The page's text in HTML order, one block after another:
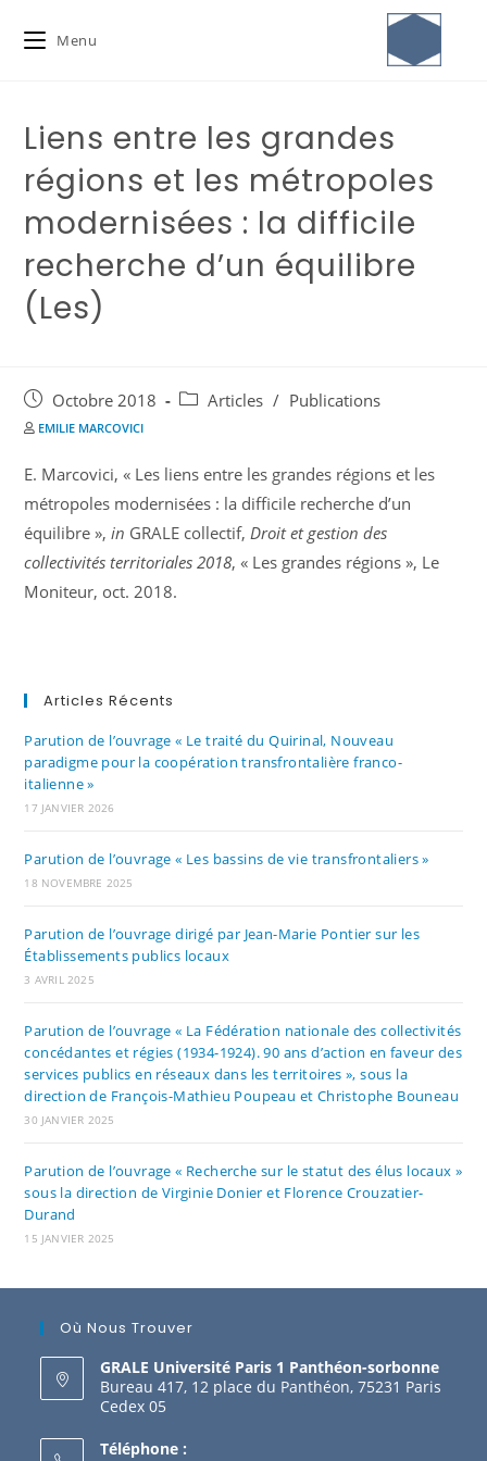
Menu
Liens entre les grandes
régions et les métropoles
modernisées : la difficile
recherche d’un équilibre
(Les)
Octobre 2018 Articles / Publications
EMILIE MARCOVICI
E. Marcovici, « Les liens entre les grandes régions et les
métropoles modernisées : la difficile recherche d’un
équilibre »,in GRALE collectif,Droit et gestion des
collectivités territoriales 2018, « Les grandes régions », Le
Moniteur, oct. 2018.
Articles Récents
Parution de l’ouvrage « Le traité du Quirinal, Nouveau
paradigme pour la coopération transfrontalière franco-
italienne »
17 JANVIER 2026
Parution de l’ouvrage « Les bassins de vie transfrontaliers »
18 NOVEMBRE 2025
Parution de l’ouvrage dirigé par Jean-Marie Pontier sur les
Établissements publics locaux
3 AVRIL 2025
Parution de l’ouvrage « La Fédération nationale des collectivités
concédantes et régies (1934-1924). 90 ans d’action en faveur des
services publics en réseaux dans les territoires », sous la
direction de François-Mathieu Poupeau et Christophe Bouneau
30 JANVIER 2025
Parution de l’ouvrage « Recherche sur le statut des élus locaux »
sous la direction de Virginie Donier et Florence Crouzatier-
Durand
15 JANVIER 2025
Où Nous Trouver
GRALE Université Paris 1 Panthéon-sorbonne
Bureau 417, 12 place du Panthéon, 75231 Paris
Cedex 05
Téléphone :